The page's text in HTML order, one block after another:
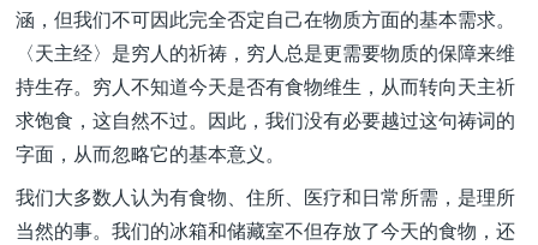
涵，但我们不可因此完全否定自己在物质方面的基本需求。
〈天主经〉是穷人的祈祷，穷人总是更需要物质的保障来维
持生存。穷人不知道今天是否有食物维生，从而转向天主祈
求饱食，这自然不过。因此，我们没有必要越过这句祷词的
字面，从而忽略它的基本意义。
我们大多数人认为有食物、住所、医疗和日常所需，是理所
当然的事。我们的冰箱和储藏室不但存放了今天的食物，还